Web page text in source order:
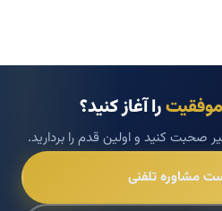
موفقیترا آغاز کنید؟
صحبت کنید و اولین قدم را بردارید.
مشاوره تلفنی